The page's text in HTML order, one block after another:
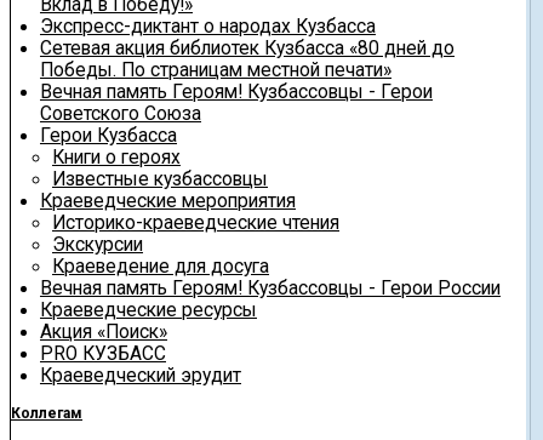
Экспресс-диктант о народах Кузбасса
Сетевая акция библиотек Кузбасса «80 дней до
Победы. По страницам местной печати»
Вечная память Героям! Кузбассовцы - Герои
Советского Союза
Герои Кузбасса
Книги о героях
Известные кузбассовцы
Краеведческие мероприятия
Историко-краеведческие чтения
Экскурсии
Краеведение для досуга
Вечная память Героям! Кузбассовцы - Герои России
Краеведческие ресурсы
Акция «Поиск»
PRO КУЗБАСС
Краеведческий эрудит
Коллегам